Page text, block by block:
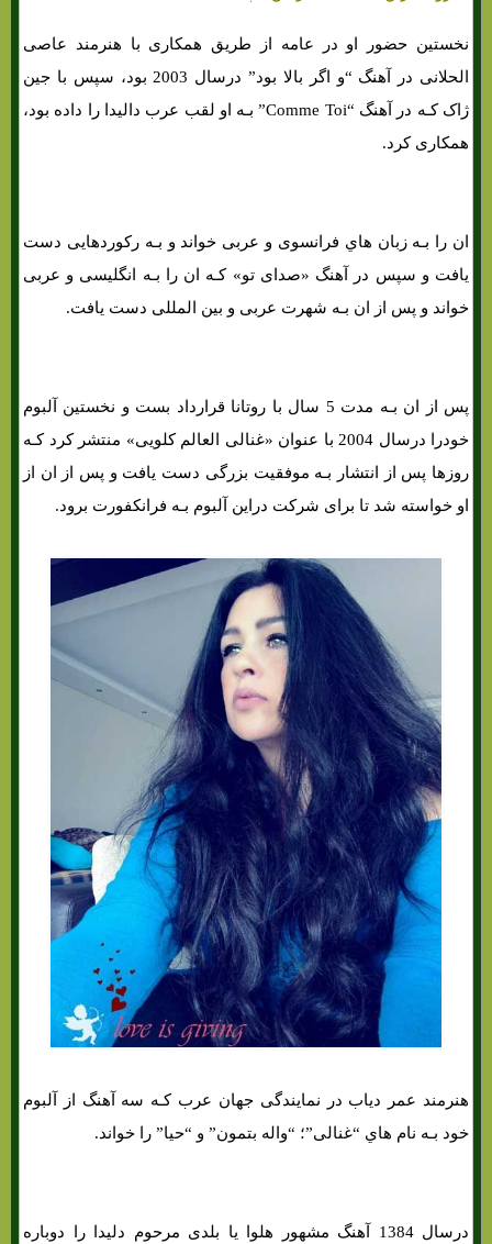
نخستین حضور او در عامه از طریق همکاری با هنرمند عاصی
الحلانی در آهنگ “و اگر بالا بود” درسال 2003 بود، سپس با جین
ژاک کـه در آهنگ “Comme Toi” بـه او لقب عرب دالیدا را داده بود،
همکاری کرد.
ان را بـه زبان هاي‌ فرانسوی و عربی خواند و بـه رکوردهایی دست
یافت و سپس در آهنگ «صدای تو» کـه ان را بـه انگلیسی و عربی
خواند و پس از ان بـه شهرت عربی و بین المللی دست یافت.
پس از ان بـه مدت 5 سال با روتانا قرارداد بست و نخستین آلبوم
خودرا درسال 2004 با عنوان «غنالی العالم کلویی» منتشر کرد کـه
روزها پس از انتشار بـه موفقیت بزرگی دست یافت و پس از ان از
او خواسته شد تا برای شرکت دراین آلبوم بـه فرانکفورت برود.
هنرمند عمر دیاب در نمایندگی جهان عرب کـه سه آهنگ از آلبوم
خود بـه نام هاي‌ “غنالی”؛ “واله بتمون” و “حیا” را خواند.
درسال 1384 آهنگ مشهور هلوا یا بلدی مرحوم دلیدا را دوباره